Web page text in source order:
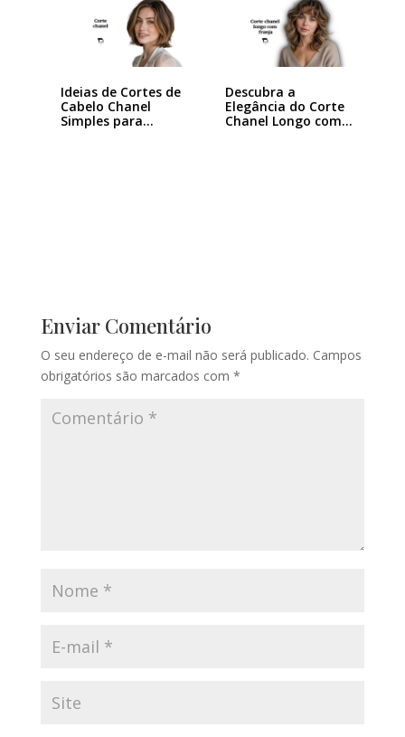
Ideias de Cortes de
Cabelo Chanel
Simples para…
Descubra a
Elegância do Corte
Chanel Longo com…
Enviar Comentário
O seu endereço de e-mail não será publicado. Campos
obrigatórios são marcados com *